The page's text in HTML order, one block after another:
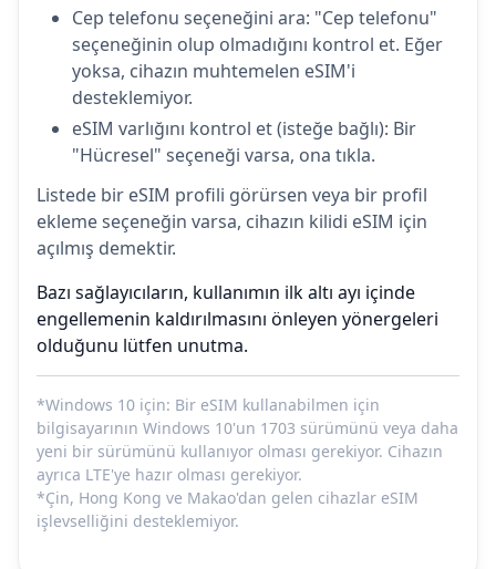
Cep telefonu seçeneğini ara: "Cep telefonu"
seçeneğinin olup olmadığını kontrol et. Eğer
yoksa, cihazın muhtemelen eSIM'i
desteklemiyor.
eSIM varlığını kontrol et (isteğe bağlı): Bir
"Hücresel" seçeneği varsa, ona tıkla.
Listede bir eSIM profili görürsen veya bir profil
ekleme seçeneğin varsa, cihazın kilidi eSIM için
açılmış demektir.
Bazı sağlayıcıların, kullanımın ilk altı ayı içinde
engellemenin kaldırılmasını önleyen yönergeleri
olduğunu lütfen unutma.
*Windows 10 için: Bir eSIM kullanabilmen için
bilgisayarının Windows 10'un 1703 sürümünü veya daha
yeni bir sürümünü kullanıyor olması gerekiyor. Cihazın
ayrıca LTE'ye hazır olması gerekiyor.
*Çin, Hong Kong ve Makao'dan gelen cihazlar eSIM
işlevselliğini desteklemiyor.